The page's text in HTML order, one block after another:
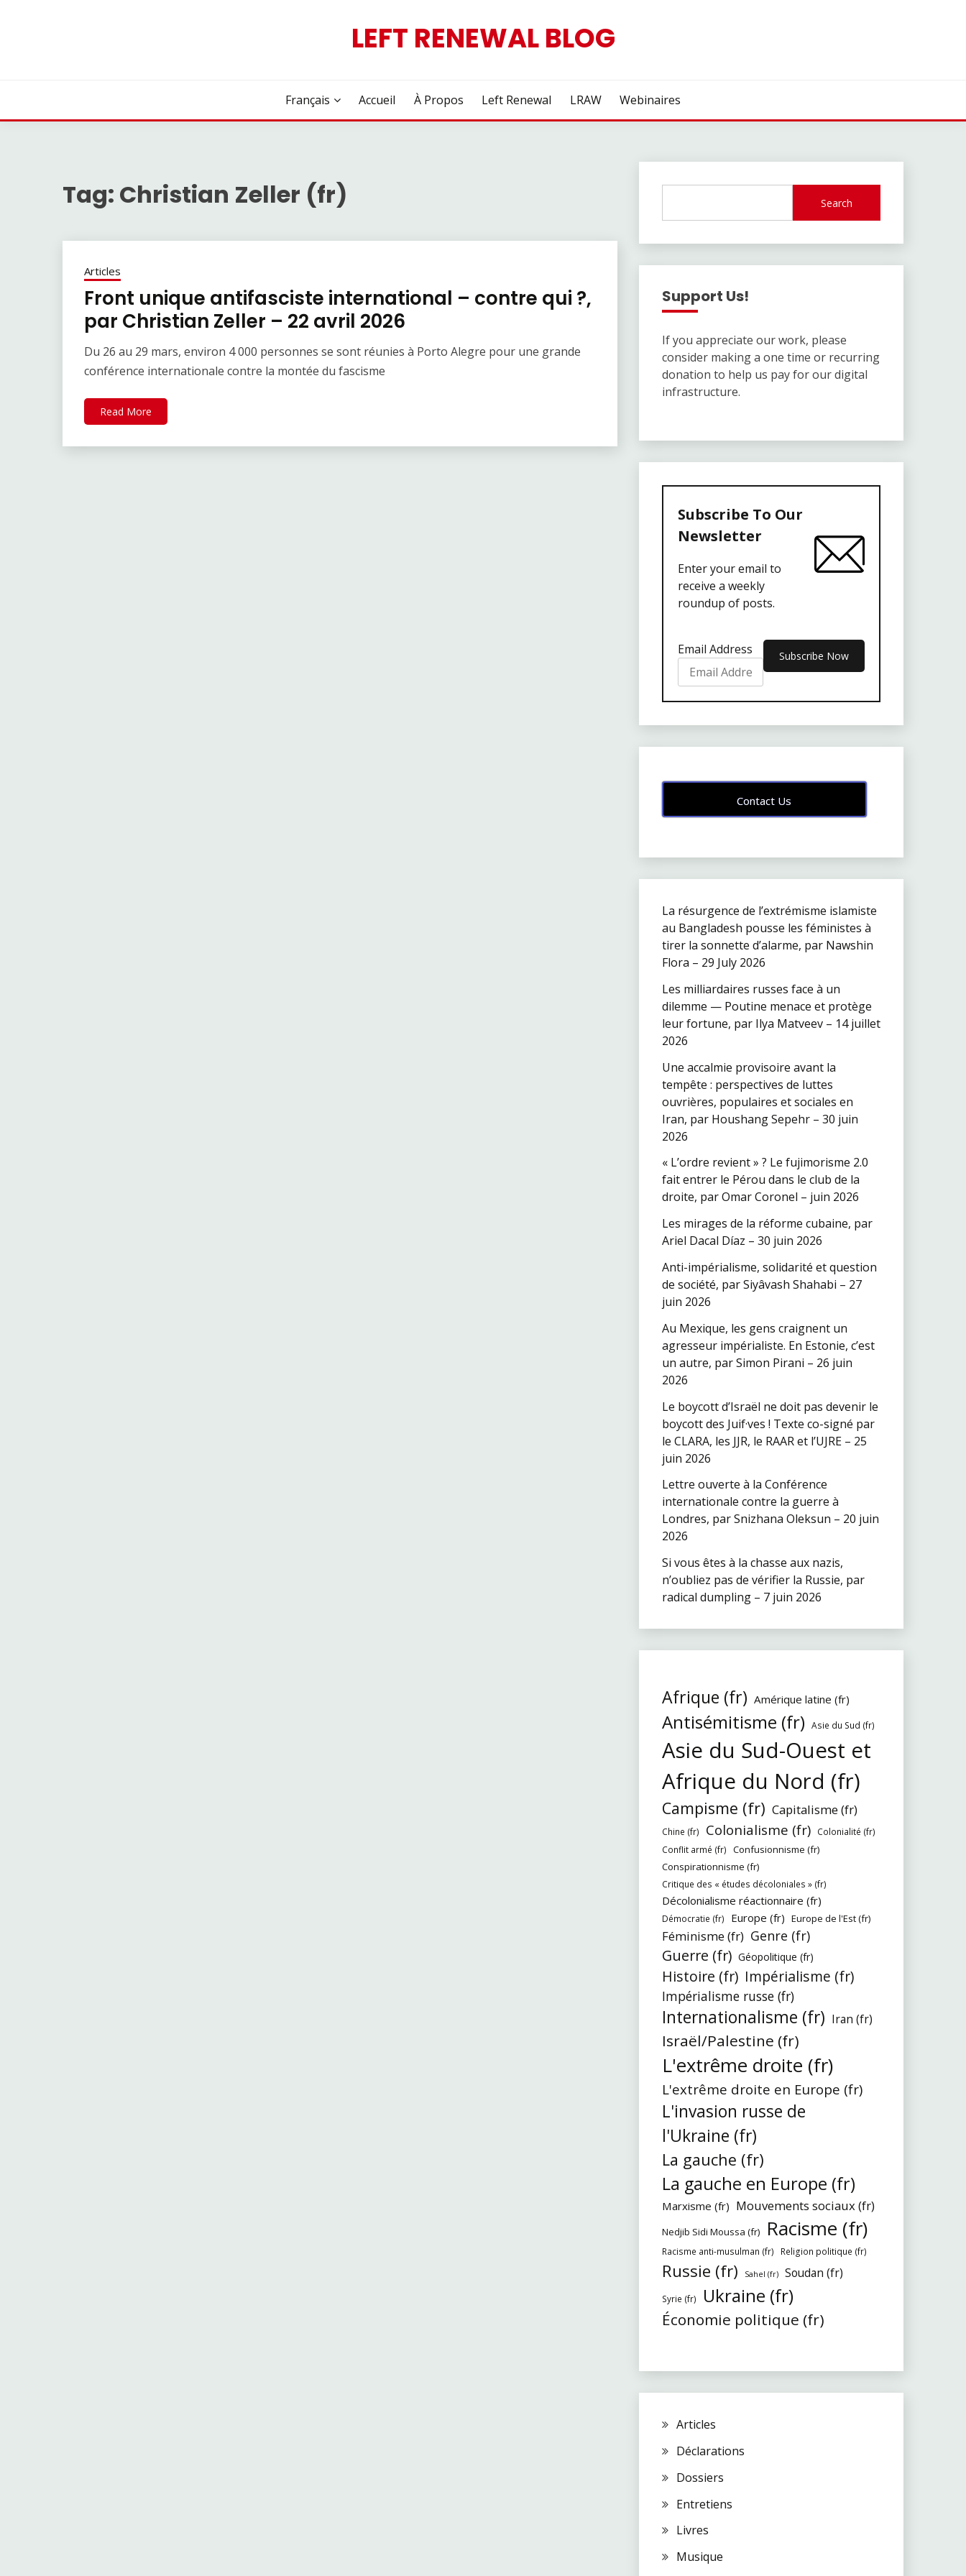
LEFT RENEWAL BLOG
Français Accueil À Propos Left Renewal LRAW Webinaires
Tag: Christian Zeller (fr)
Articles
Front unique antifasciste international – contre qui ?,
par Christian Zeller – 22 avril 2026
Du 26 au 29 mars, environ 4 000 personnes se sont réunies à Porto Alegre pour une grande
conférence internationale contre la montée du fascisme
Read More
Search
Support Us!
If you appreciate our work, please
consider making a one time or recurring
donation to help us pay for our digital
infrastructure.
Subscribe To Our
Newsletter
Enter your email to
receive a weekly
roundup of posts.
Email Address
Contact Us
La résurgence de l’extrémisme islamiste
au Bangladesh pousse les féministes à
tirer la sonnette d’alarme, par Nawshin
Flora – 29 July 2026
Les milliardaires russes face à un
dilemme — Poutine menace et protège
leur fortune, par Ilya Matveev – 14 juillet
2026
Une accalmie provisoire avant la
tempête : perspectives de luttes
ouvrières, populaires et sociales en
Iran, par Houshang Sepehr – 30 juin
2026
« L’ordre revient » ? Le fujimorisme 2.0
fait entrer le Pérou dans le club de la
droite, par Omar Coronel – juin 2026
Les mirages de la réforme cubaine, par
Ariel Dacal Díaz – 30 juin 2026
Anti-impérialisme, solidarité et question
de société, par Siyâvash Shahabi – 27
juin 2026
Au Mexique, les gens craignent un
agresseur impérialiste. En Estonie, c’est
un autre, par Simon Pirani – 26 juin
2026
Le boycott d’Israël ne doit pas devenir le
boycott des Juif·ves ! Texte co-signé par
le CLARA, les JJR, le RAAR et l’UJRE – 25
juin 2026
Lettre ouverte à la Conférence
internationale contre la guerre à
Londres, par Snizhana Oleksun – 20 juin
2026
Si vous êtes à la chasse aux nazis,
n’oubliez pas de vérifier la Russie, par
radical dumpling – 7 juin 2026
Afrique (fr) Amérique latine (fr)
Antisémitisme (fr) Asie du Sud (fr)
Asie du Sud-Ouest et
Afrique du Nord (fr)
Campisme (fr) Capitalisme (fr)
Chine (fr) Colonialisme (fr)
Colonialité (fr)
Conflit armé (fr)
Confusionnisme (fr)
Conspirationnisme (fr)
Critique des « études décoloniales » (fr)
Décolonialisme réactionnaire (fr)
Démocratie (fr) Europe (fr) Europe de l'Est (fr)
Féminisme (fr) Genre (fr)
Guerre (fr) Géopolitique (fr)
Histoire (fr) Impérialisme (fr)
Impérialisme russe (fr)
Internationalisme (fr) Iran (fr)
Israël/Palestine (fr)
L'extrême droite (fr)
L'extrême droite en Europe (fr)
L'invasion russe de
l'Ukraine (fr)
La gauche (fr)
La gauche en Europe (fr)
Marxisme (fr) Mouvements sociaux (fr)
Nedjib Sidi Moussa (fr) Racisme (fr)
Racisme anti-musulman (fr) Religion politique (fr)
Russie (fr) Sahel (fr) Soudan (fr)
Syrie (fr) Ukraine (fr)
Économie politique (fr)
Articles
Déclarations
Dossiers
Entretiens
Livres
Musique